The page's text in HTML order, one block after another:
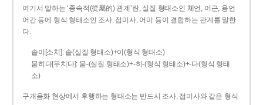
여기서 말하는 ‘종속적(從屬的) 관계’란, 실질 형태소인 체언, 어근, 용언
어간 등에 형식 형태소인 조사, 접미사, 어미 등이 결합하는 관계를 말한
다.
솥이[소치]: 솥(실질 형태소)+이(형식 형태소)
묻히다[무치다]: 묻­-(실질 형태소)+­-히­-(형식 형태소)+-다(형식 형태
소)
구개음화 현상에서 후행하는 형태소는 반드시 조사, 접미사와 같은 형식